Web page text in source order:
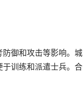
御和攻击等影响。城
训练和派遣士兵。合